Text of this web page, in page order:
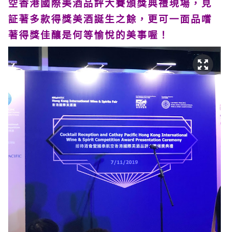
空香港國際美酒品評大賽頒獎典禮現場，見
証著多款得獎美酒誕生之餘，更可一面品嚐
著得獎佳釀是何等愉悅的美事喔！